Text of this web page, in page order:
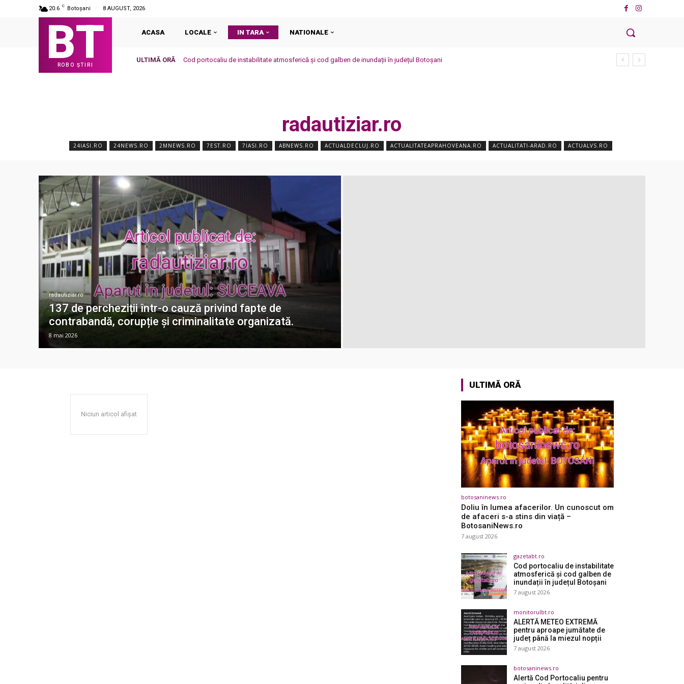
20.6 C Botoșani 8 AUGUST, 2026
BT
ROBO ȘTIRI
ACASA LOCALE IN TARA NATIONALE
ULTIMĂ ORĂ Cod portocaliu de instabilitate atmosferică și cod galben de inundații în județul Botoșani
radautiziar.ro
24IASI.RO 24NEWS.RO 2MNEWS.RO 7EST.RO 7IASI.RO ABNEWS.RO ACTUALDECLUJ.RO ACTUALITATEAPRAHOVEANA.RO ACTUALITATI-ARAD.RO ACTUALVS.RO
radautiziar.ro
137 de percheziții într-o cauză privind fapte de
contrabandă, corupție și criminalitate organizată.
8 mai 2026
Niciun articol afișat
ULTIMĂ ORĂ
botosaninews.ro
Doliu în lumea afacerilor. Un cunoscut om
de afaceri s-a stins din viață –
BotosaniNews.ro
7 august 2026
gazetabt.ro
Cod portocaliu de instabilitate
atmosferică și cod galben de
inundații în județul Botoșani
7 august 2026
monitorulbt.ro
ALERTĂ METEO EXTREMĂ
pentru aproape jumătate de
județ până la miezul nopții
7 august 2026
botosaninews.ro
Alertă Cod Portocaliu pentru